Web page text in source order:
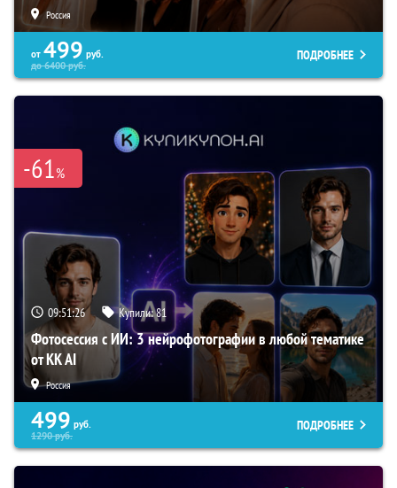
Россия
от 499 руб.
до6400руб.
ПОДРОБНЕЕ
-61%
09:51:25 Купили:81
Фотосессия с ИИ: 3 нейрофотографии в любой тематике
от KK AI
Россия
499 руб.
1290руб.
ПОДРОБНЕЕ